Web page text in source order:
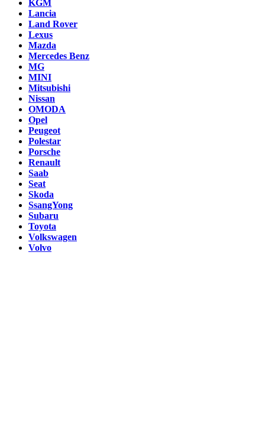
KGM
Lancia
Land Rover
Lexus
Mazda
Mercedes Benz
MG
MINI
Mitsubishi
Nissan
OMODA
Opel
Peugeot
Polestar
Porsche
Renault
Saab
Seat
Skoda
SsangYong
Subaru
Toyota
Volkswagen
Volvo